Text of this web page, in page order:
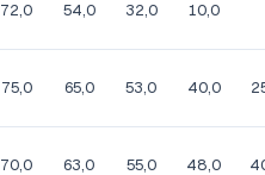
72,0 54,0 32,0 10,0
75,0 65,0 53,0 40,0
70,0 63,0 55,0 48,0